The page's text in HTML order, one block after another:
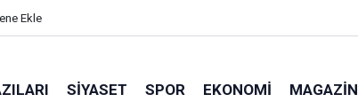
Ekle
SIYASET SPOR EKONOMI MAGAZIN